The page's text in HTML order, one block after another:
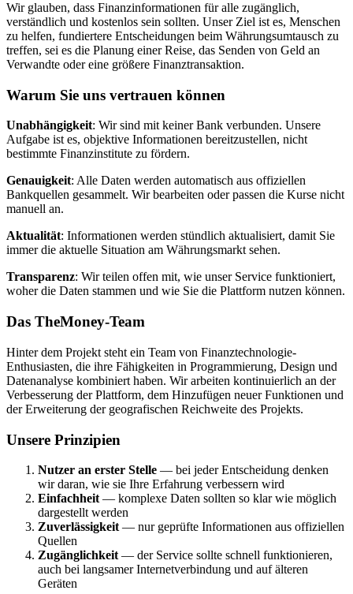
Wir glauben, dass Finanzinformationen für alle zugänglich,
verständlich und kostenlos sein sollten. Unser Ziel ist es, Menschen
zu helfen, fundiertere Entscheidungen beim Währungsumtausch zu
treffen, sei es die Planung einer Reise, das Senden von Geld an
Verwandte oder eine größere Finanztransaktion.
Warum Sie uns vertrauen können
Unabhängigkeit: Wir sind mit keiner Bank verbunden. Unsere
Aufgabe ist es, objektive Informationen bereitzustellen, nicht
bestimmte Finanzinstitute zu fördern.
Genauigkeit: Alle Daten werden automatisch aus offiziellen
Bankquellen gesammelt. Wir bearbeiten oder passen die Kurse nicht
manuell an.
Aktualität: Informationen werden stündlich aktualisiert, damit Sie
immer die aktuelle Situation am Währungsmarkt sehen.
Transparenz: Wir teilen offen mit, wie unser Service funktioniert,
woher die Daten stammen und wie Sie die Plattform nutzen können.
Das TheMoney-Team
Hinter dem Projekt steht ein Team von Finanztechnologie-
Enthusiasten, die ihre Fähigkeiten in Programmierung, Design und
Datenanalyse kombiniert haben. Wir arbeiten kontinuierlich an der
Verbesserung der Plattform, dem Hinzufügen neuer Funktionen und
der Erweiterung der geografischen Reichweite des Projekts.
Unsere Prinzipien
Nutzer an erster Stelle — bei jeder Entscheidung denken
wir daran, wie sie Ihre Erfahrung verbessern wird
Einfachheit — komplexe Daten sollten so klar wie möglich
dargestellt werden
Zuverlässigkeit — nur geprüfte Informationen aus offiziellen
Quellen
Zugänglichkeit — der Service sollte schnell funktionieren,
auch bei langsamer Internetverbindung und auf älteren
Geräten